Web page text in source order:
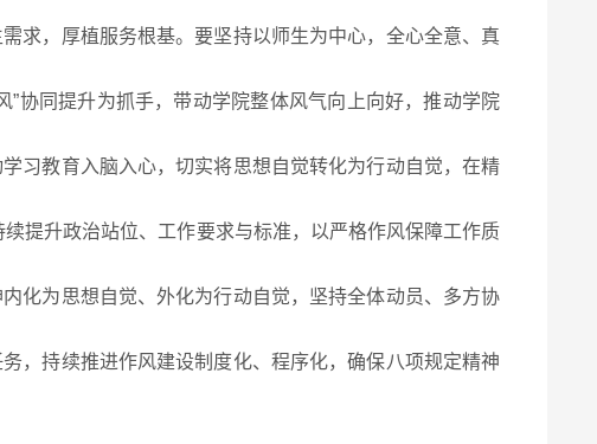
求，厚植服务根基。要坚持以师生为中心，全心全意、真
协同提升为抓手，带动学院整体风气向上向好，推动学院
习教育入脑入心，切实将思想自觉转化为行动自觉，在精
提升政治站位、工作要求与标准，以严格作风保障工作质
化为思想自觉、外化为行动自觉，坚持全体动员、多方协
，持续推进作风建设制度化、程序化，确保八项规定精神